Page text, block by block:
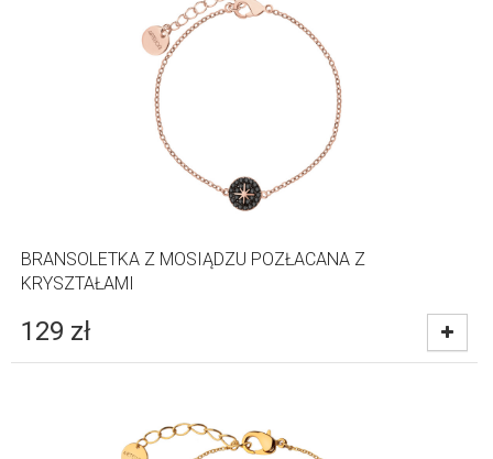
BRANSOLETKA Z MOSIĄDZU POZŁACANA Z
KRYSZTAŁAMI
129 zł